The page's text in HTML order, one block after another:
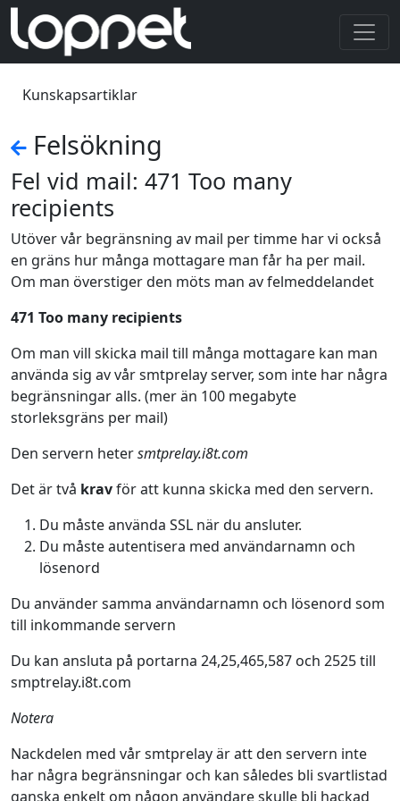
Kunskapsartiklar
Felsökning
Fel vid mail: 471 Too many
recipients
Utöver vår begränsning av mail per timme har vi också
en gräns hur många mottagare man får ha per mail.
Om man överstiger den möts man av felmeddelandet
471 Too many recipients
Om man vill skicka mail till många mottagare kan man
använda sig av vår smtprelay server, som inte har några
begränsningar alls. (mer än 100 megabyte
storleksgräns per mail)
Den servern hetersmtprelay.i8t.com
Det är två kravför att kunna skicka med den servern.
Du måste använda SSL när du ansluter.
Du måste autentisera med användarnamn och
lösenord
Du använder samma användarnamn och lösenord som
till inkommande servern
Du kan ansluta på portarna 24,25,465,587 och 2525 till
smptrelay.i8t.com
Notera
Nackdelen med vår smtprelay är att den servern inte
har några begränsningar och kan således bli svartlistad
ganska enkelt om någon användare skulle bli hackad